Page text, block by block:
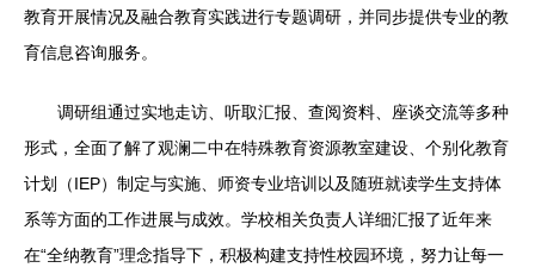
教育开展情况及融合教育实践进行专题调研，并同步提供专业的教
育信息咨询服务。
调研组通过实地走访、听取汇报、查阅资料、座谈交流等多种
形式，全面了解了观澜二中在特殊教育资源教室建设、个别化教育
计划（IEP）制定与实施、师资专业培训以及随班就读学生支持体
系等方面的工作进展与成效。学校相关负责人详细汇报了近年来
在“全纳教育”理念指导下，积极构建支持性校园环境，努力让每一